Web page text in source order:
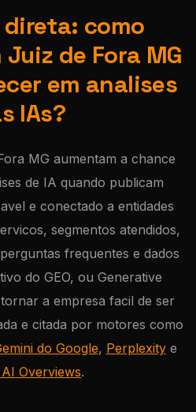
como
de Fora MG
em analises
IAs?
MG aumentam a chance
de IA quando publicam
e conectado a entidades
segmentos atendidos,
frequentes e dados
do GEO, ou Generative
a empresa facil de ser
e citada por motores como
do Google, Perplexitye
Overviews.